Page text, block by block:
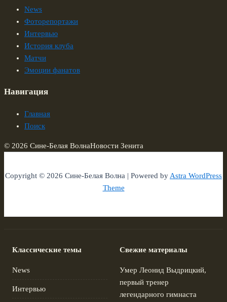
News
Фоторепортажи
Интервью
История клуба
Матчи
Эмоции фанатов
Навигация
Главная
Поиск
© 2026 Сине-Белая ВолнаНовости Зенита
Copyright © 2026 Сине-Белая Волна | Powered byAstra WordPress
Theme
Классические темы
News
Интервью
Свежие материалы
Умер Леонид Выдрицкий,
первый тренер
легендарного гимнаста